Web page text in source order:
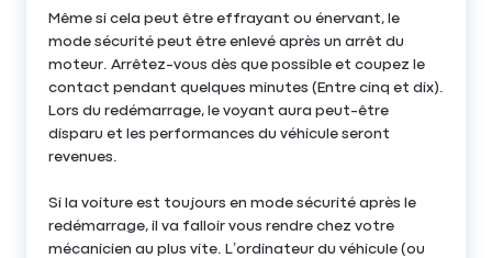
Même si cela peut être effrayant ou énervant, le
mode sécurité peut être enlevé après un arrêt du
moteur. Arrêtez-vous dès que possible et coupez le
contact pendant quelques minutes (Entre cinq et dix).
Lors du redémarrage, le voyant aura peut-être
disparu et les performances du véhicule seront
revenues.
Si la voiture est toujours en mode sécurité après le
redémarrage, il va falloir vous rendre chez votre
mécanicien au plus vite. L’ordinateur du véhicule (ou